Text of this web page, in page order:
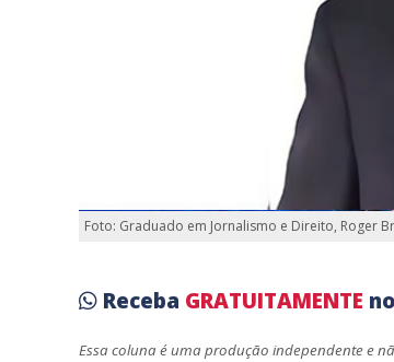
Foto: Graduado em Jornalismo e Direito, Roger
Receba GRATUITAMENTE
Essa coluna é uma produção independente e